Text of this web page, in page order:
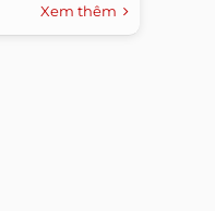
Xem thêm